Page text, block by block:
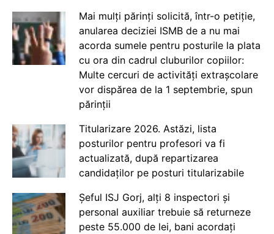
Mai mulți părinți solicită, într-o petiție,
anularea deciziei ISMB de a nu mai
acorda sumele pentru posturile la plata
cu ora din cadrul cluburilor copiilor:
Multe cercuri de activități extrașcolare
vor dispărea de la 1 septembrie, spun
părinții
Titularizare 2026. Astăzi, lista
posturilor pentru profesori va fi
actualizată, după repartizarea
candidaților pe posturi titularizabile
Șeful ISJ Gorj, alți 8 inspectori și
personal auxiliar trebuie să returneze
peste 55.000 de lei, bani acordați